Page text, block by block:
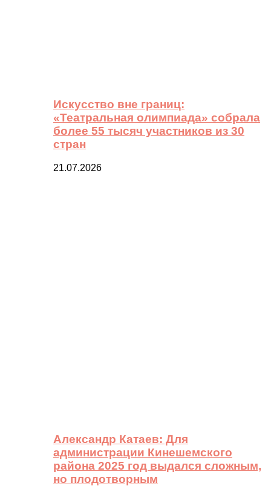
Искусство вне границ:
«Театральная олимпиада» собрала
более 55 тысяч участников из 30
стран
21.07.2026
Александр Катаев: Для
администрации Кинешемского
района 2025 год выдался сложным,
но плодотворным